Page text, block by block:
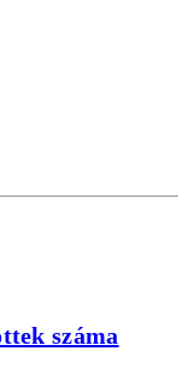
száma